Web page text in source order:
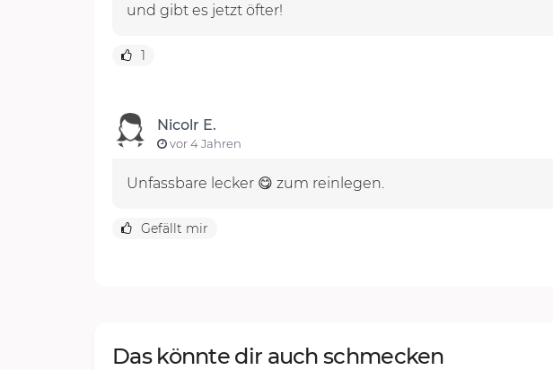
und gibt es jetzt öfter!
1
Nicolr E.
vor 4 Jahren
Unfassbare lecker 😋 zum reinlegen.
Gefällt mir
Das könnte dir auch schmecken